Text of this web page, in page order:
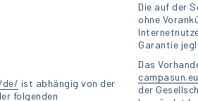
de/ ist abhängig von der
folgenden
Die auf der
ohne
Garantie
Das
der